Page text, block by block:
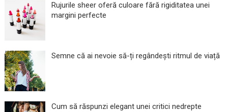
Rujurile sheer oferă culoare fără rigiditatea unei
margini perfecte
Semne că ai nevoie să-ți regândești ritmul de viață
Cum să răspunzi elegant unei critici nedrepte